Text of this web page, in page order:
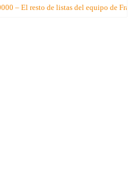
– El resto de listas del equipo de